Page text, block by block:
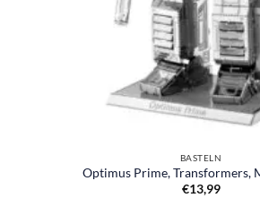
BASTELN
Optimus Prime, Transformers,
€13,99